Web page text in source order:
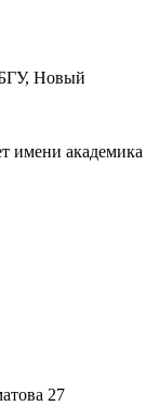
имени академика
27